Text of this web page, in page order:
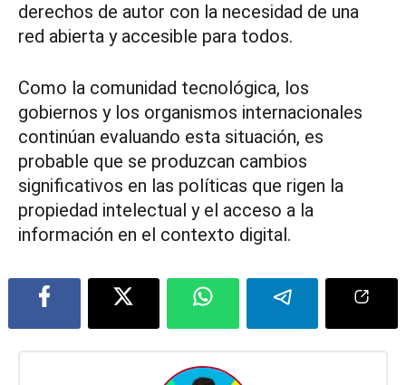
derechos de autor con la necesidad de una
red abierta y accesible para todos.
Como la comunidad tecnológica, los
gobiernos y los organismos internacionales
continúan evaluando esta situación, es
probable que se produzcan cambios
significativos en las políticas que rigen la
propiedad intelectual y el acceso a la
información en el contexto digital.